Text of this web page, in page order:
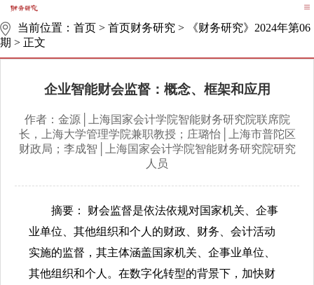
当前位置： 首页 > 首页财务研究 >
《财务研究》2024年第06
期 > 正文
企业智能财会监督：概念、框架和应用
作者：金源│上海国家会计学院智能财务研究院联席院
长，上海大学管理学院兼职教授；庄璐怡│上海市普陀区
财政局；李成智│上海国家会计学院智能财务研究院研究
人员
摘要： 财会监督是依法依规对国家机关、企事
业单位、其他组织和个人的财政、财务、会计活动
实施的监督，其主体涵盖国家机关、企事业单位、
其他组织和个人。在数字化转型的背景下，加快财